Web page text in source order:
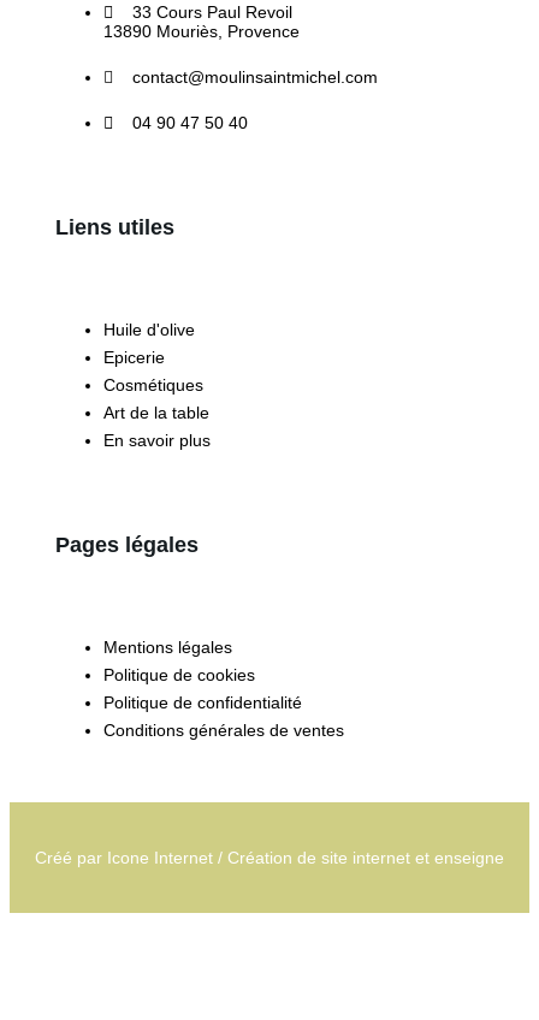
33 Cours Paul Revoil
13890 Mouriès, Provence
contact@moulinsaintmichel.com
04 90 47 50 40
Liens utiles
Huile d'olive
Epicerie
Cosmétiques
Art de la table
En savoir plus
Pages légales
Mentions légales
Politique de cookies
Politique de confidentialité
Conditions générales de ventes
Créé par Icone Internet / Création de site internet et enseigne